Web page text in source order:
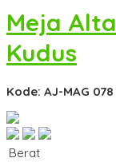
Meja
Kudus
Kode: AJ-MAG 078
Berat